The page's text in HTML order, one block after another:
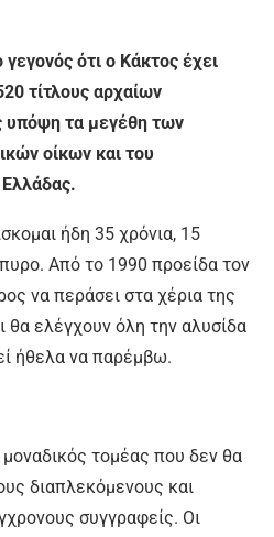
ότι ο Κάκτος έχει
τίτλους αρχαίων
υπόψη τα μεγέθη των
οίκων και του
ήδη 35 χρόνια, 15
Από το 1990 προείδα τον
να περάσει στα χέρια της
θα ελέγχουν όλη την αλυσίδα
ήθελα να παρέμβω.
μοναδικός τομέας που δεν θα
διαπλεκόμενους και
συγγραφείς. Οι